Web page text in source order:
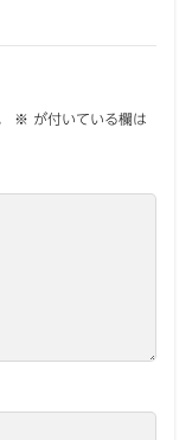
※ が付いている欄は